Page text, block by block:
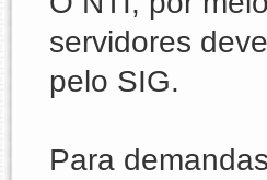
servidores
pelo SIG.
Para